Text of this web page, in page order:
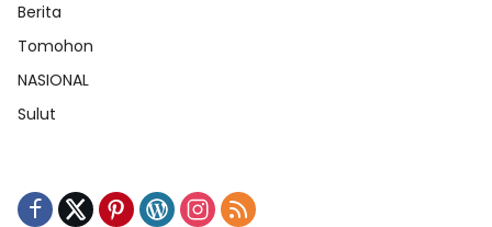
Berita
Tomohon
NASIONAL
Sulut